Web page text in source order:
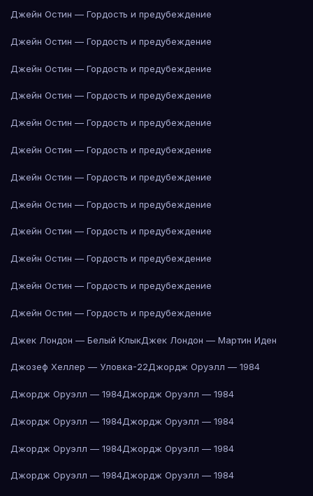
Джейн Остин — Гордость и предубеждение
Джейн Остин — Гордость и предубеждение
Джейн Остин — Гордость и предубеждение
Джейн Остин — Гордость и предубеждение
Джейн Остин — Гордость и предубеждение
Джейн Остин — Гордость и предубеждение
Джейн Остин — Гордость и предубеждение
Джейн Остин — Гордость и предубеждение
Джейн Остин — Гордость и предубеждение
Джейн Остин — Гордость и предубеждение
Джейн Остин — Гордость и предубеждение
Джейн Остин — Гордость и предубеждение
Джек Лондон — Белый КлыкДжек Лондон — Мартин Иден
Джозеф Хеллер — Уловка-22Джордж Оруэлл — 1984
Джордж Оруэлл — 1984Джордж Оруэлл — 1984
Джордж Оруэлл — 1984Джордж Оруэлл — 1984
Джордж Оруэлл — 1984Джордж Оруэлл — 1984
Джордж Оруэлл — 1984Джордж Оруэлл — 1984